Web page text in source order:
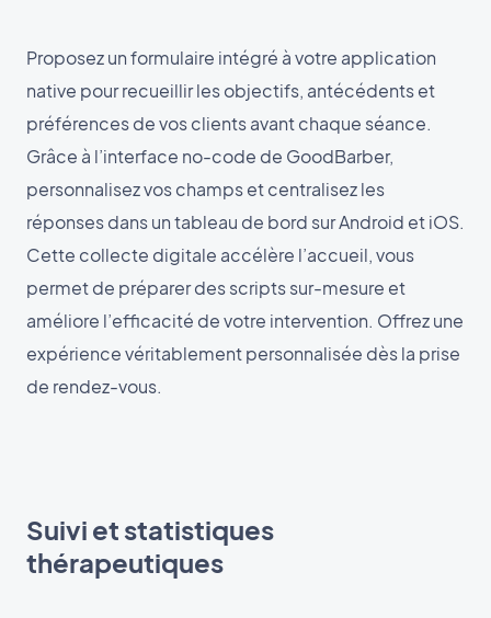
Proposez un formulaire intégré à votre application
native pour recueillir les objectifs, antécédents et
préférences de vos clients avant chaque séance.
Grâce à l’interface no-code de GoodBarber,
personnalisez vos champs et centralisez les
réponses dans un tableau de bord sur Android et iOS.
Cette collecte digitale accélère l’accueil, vous
permet de préparer des scripts sur-mesure et
améliore l’efficacité de votre intervention. Offrez une
expérience véritablement personnalisée dès la prise
de rendez-vous.
Suivi et statistiques
thérapeutiques